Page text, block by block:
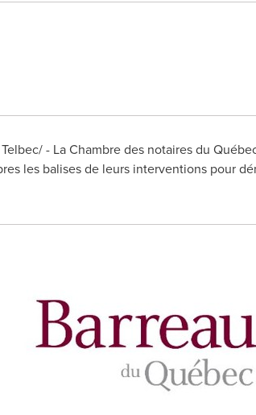
- La Chambre des notaires du
les balises de leurs interventions pour